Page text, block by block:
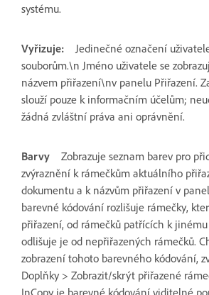
systému.
Vyřizuje:
Jedinečné označení
souborům.\n Jméno uživatele se
názvem přiřazení\nv panelu Přiřazení.
slouží pouze k informačním účelům;
žádná zvláštní práva ani oprávnění.
Barvy
Zobrazuje seznam barev pro
zvýraznění k rámečkům aktuálního
dokumentu a k názvům přiřazení v
barevné kódování rozlišuje rámečky,
přiřazení, od rámečků patřících k
odlišuje je od nepřiřazených rámečků.
zobrazení tohoto barevného kódování,
Doplňky > Zobrazit/skrýt přiřazené